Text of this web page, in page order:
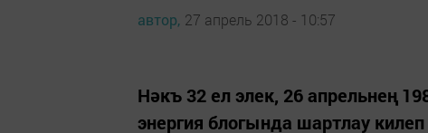
автор, 27 апрель 2018 - 10:57
Нәкъ 32 ел элек, 26 апрельнең
энергия блогында шартлау